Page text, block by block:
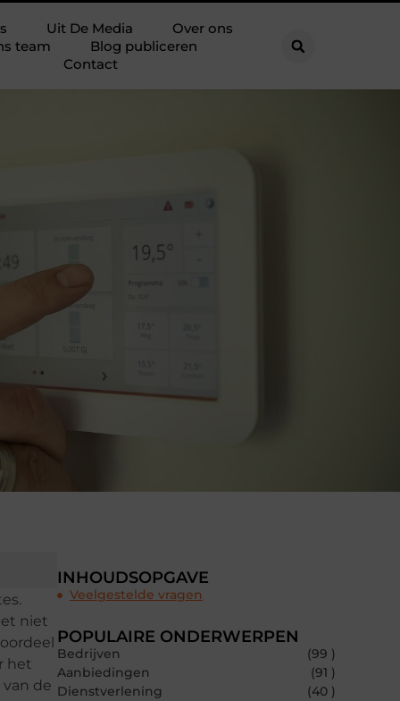
Uit De Media
Over ons
team
Blog publiceren
Contact
niet
het
de
INHOUDSOPGAVE
Veelgestelde vragen
POPULAIRE ONDERWERPEN
Bedrijven
(99 )
Aanbiedingen
(91 )
Dienstverlening
(40 )